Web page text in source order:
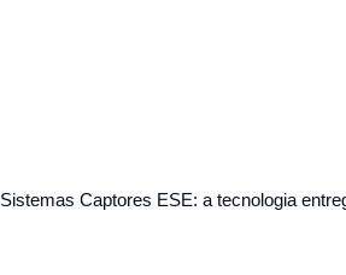
Sistemas Captores ESE: a tecnologia